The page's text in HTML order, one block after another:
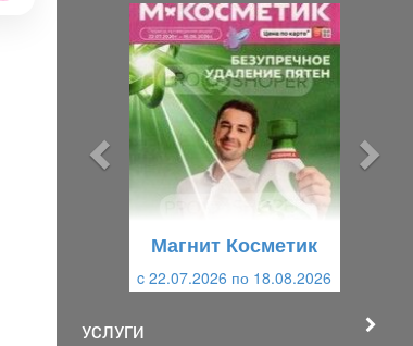
Магнит Косметик
c 22.07.2026 по 18.08.2026
УСЛУГИ